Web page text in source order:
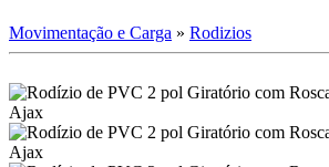
Movimentação e Carga » Rodizios